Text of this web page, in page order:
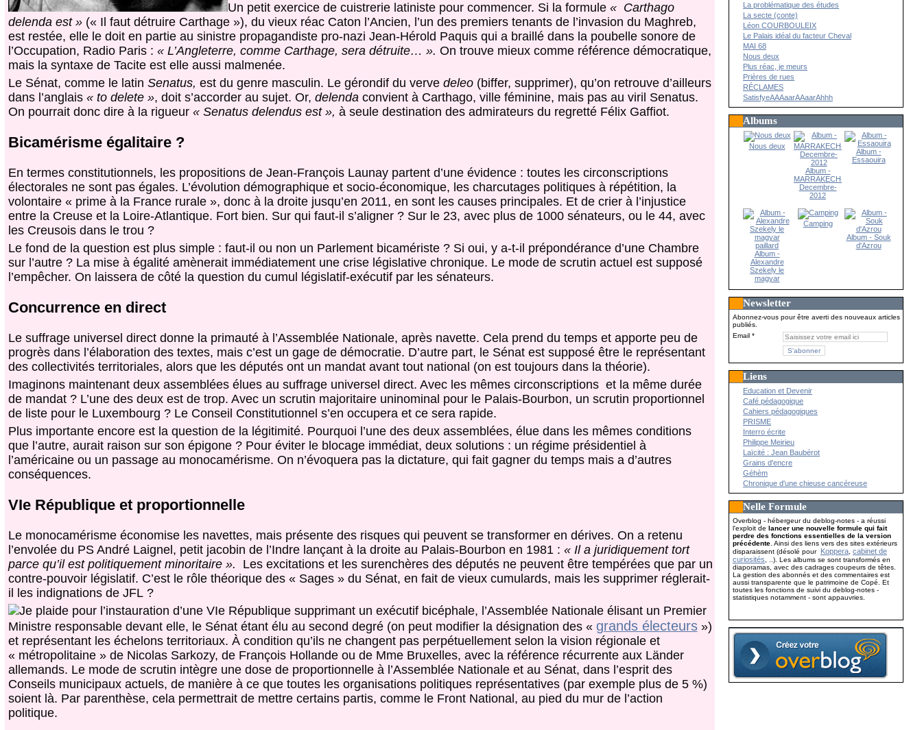
Un petit exercice de cuistrerie latiniste pour commencer. Si la formule « Carthago
delenda est » (« Il faut détruire Carthage »), du vieux réac Caton l’Ancien, l’un des premiers tenants de l’invasion du Maghreb,
est restée, elle le doit en partie au sinistre propagandiste pro-nazi Jean-Hérold Paquis qui a braillé dans la poubelle sonore de
l’Occupation, Radio Paris : « L’Angleterre, comme Carthage, sera détruite… ». On trouve mieux comme référence démocratique,
mais la syntaxe de Tacite est elle aussi malmenée.
Le Sénat, comme le latin Senatus, est du genre masculin. Le gérondif du verve deleo (biffer, supprimer), qu’on retrouve d’ailleurs
dans l’anglais « to delete », doit s’accorder au sujet. Or, delenda convient à Carthago, ville féminine, mais pas au viril Senatus.
On pourrait donc dire à la rigueur « Senatus delendus est », à seule destination des admirateurs du regretté Félix Gaffiot.
Bicamérisme égalitaire ?
En termes constitutionnels, les propositions de Jean-François Launay partent d’une évidence : toutes les circonscriptions
électorales ne sont pas égales. L’évolution démographique et socio-économique, les charcutages politiques à répétition, la
volontaire « prime à la France rurale », donc à la droite jusqu’en 2011, en sont les causes principales. Et de crier à l’injustice
entre la Creuse et la Loire-Atlantique. Fort bien. Sur qui faut-il s’aligner ? Sur le 23, avec plus de 1000 sénateurs, ou le 44, avec
les Creusois dans le trou ?
Le fond de la question est plus simple : faut-il ou non un Parlement bicamériste ? Si oui, y a-t-il prépondérance d’une Chambre
sur l’autre ? La mise à égalité amènerait immédiatement une crise législative chronique. Le mode de scrutin actuel est supposé
l’empêcher. On laissera de côté la question du cumul législatif-exécutif par les sénateurs.
Concurrence en direct
Le suffrage universel direct donne la primauté à l’Assemblée Nationale, après navette. Cela prend du temps et apporte peu de
progrès dans l’élaboration des textes, mais c’est un gage de démocratie. D’autre part, le Sénat est supposé être le représentant
des collectivités territoriales, alors que les députés ont un mandat avant tout national (on est toujours dans la théorie).
Imaginons maintenant deux assemblées élues au suffrage universel direct. Avec les mêmes circonscriptions et la même durée
de mandat ? L’une des deux est de trop. Avec un scrutin majoritaire uninominal pour le Palais-Bourbon, un scrutin proportionnel
de liste pour le Luxembourg ? Le Conseil Constitutionnel s’en occupera et ce sera rapide.
Plus importante encore est la question de la légitimité. Pourquoi l’une des deux assemblées, élue dans les mêmes conditions
que l’autre, aurait raison sur son épigone ? Pour éviter le blocage immédiat, deux solutions : un régime présidentiel à
l’américaine ou un passage au monocamérisme. On n’évoquera pas la dictature, qui fait gagner du temps mais a d’autres
conséquences.
VIe République et proportionnelle
Le monocamérisme économise les navettes, mais présente des risques qui peuvent se transformer en dérives. On a retenu
l’envolée du PS André Laignel, petit jacobin de l’Indre lançant à la droite au Palais-Bourbon en 1981 : « Il a juridiquement tort
parce qu’il est politiquement minoritaire ». Les excitations et les surenchères des députés ne peuvent être tempérées que par un
contre-pouvoir législatif. C’est le rôle théorique des « Sages » du Sénat, en fait de vieux cumulards, mais les supprimer réglerait-
il les indignations de JFL ?
Je plaide pour l’instauration d’une VIe République supprimant un exécutif bicéphale, l’Assemblée Nationale élisant un Premier
Ministre responsable devant elle, le Sénat étant élu au second degré (on peut modifier la désignation des « grands électeurs»)
et représentant les échelons territoriaux. À condition qu’ils ne changent pas perpétuellement selon la vision régionale et
« métropolitaine » de Nicolas Sarkozy, de François Hollande ou de Mme Bruxelles, avec la référence récurrente aux Länder
allemands. Le mode de scrutin intègre une dose de proportionnelle à l’Assemblée Nationale et au Sénat, dans l’esprit des
Conseils municipaux actuels, de manière à ce que toutes les organisations politiques représentatives (par exemple plus de 5 %)
soient là. Par parenthèse, cela permettrait de mettre certains partis, comme le Front National, au pied du mur de l’action
politique.
La problématique des études
La secte (conte)
Léon COURBOULEIX
Le Palais idéal du facteur Cheval
MAI 68
Nous deux
Plus réac, je meurs
Prières de rues
RÉCLAMES
SatisfyeAAAaarAAaarAhhh
Albums
Nous deux
Album -
MARRAKECH-
Decembre-
2012
Album -
Essaouira
Album -
Alexandre
Szekely le
magyar
Camping
Album - Souk
d'Azrou
Newsletter
Abonnez-vous pour être averti des nouveaux articles
publiés.
Email
Liens
Education et Devenir
Café pédagogique
Cahiers pédagogiques
PRISME
Interro écrite
Philippe Meirieu
Laïcité : Jean Baubérot
Grains d'encre
Géhèm
Chronique d'une chieuse cancéreuse
Nelle Formule
Overblog - hébergeur du deblog-notes - a réussi
l'exploit delancer une nouvelle formule qui fait
perdre des fonctions essentielles de la version
précédente . Ainsi des liens vers des sites extérieurs
disparaissent (désolé pour Koppera ,cabinet de
curiosités , ..). Les albums se sont transformés en
diaporamas, avec des cadrages coupeurs de têtes.
La gestion des abonnés et des commentaires est
aussi transparente que le patrimoine de Copé. Et
toutes les fonctions de suivi du deblog-notes -
statistiques notamment - sont appauvries.